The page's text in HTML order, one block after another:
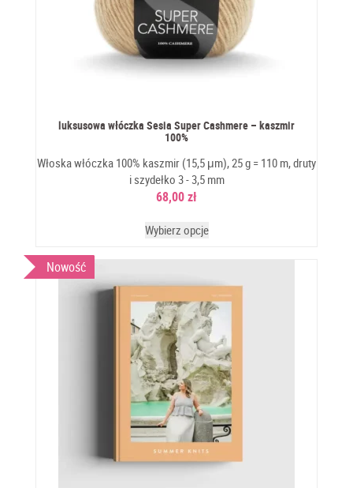
luksusowa włóczka Sesia Super Cashmere – kaszmir
100%
Włoska włóczka 100% kaszmir (15,5 μm), 25 g = 110 m, druty
i szydełko 3 - 3,5 mm
68,00zł
Wybierz opcje
Nowość